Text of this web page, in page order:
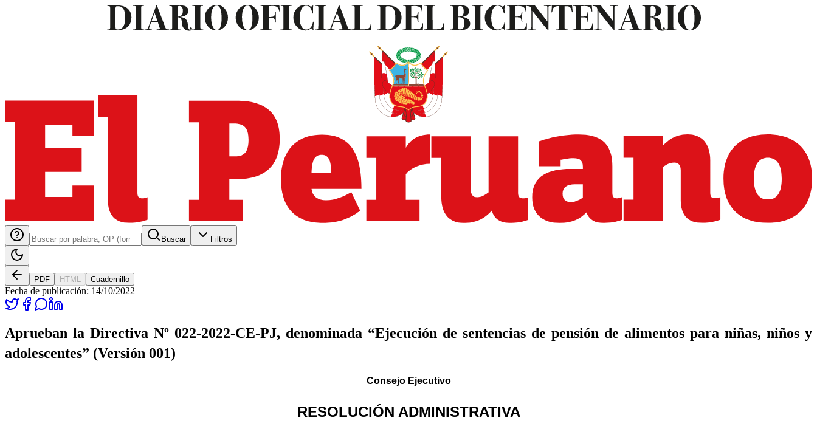
Buscar Filtros
PDF HTML Cuadernillo
Fecha de publicación: 14/10/2022
Aprueban la Directiva Nº 022-2022-CE-PJ, denominada “Ejecución de sentencias de pensión de alimentos para niñas, niños y
adolescentes” (Versión 001)
Consejo Ejecutivo
RESOLUCIÓN ADMINISTRATIVA